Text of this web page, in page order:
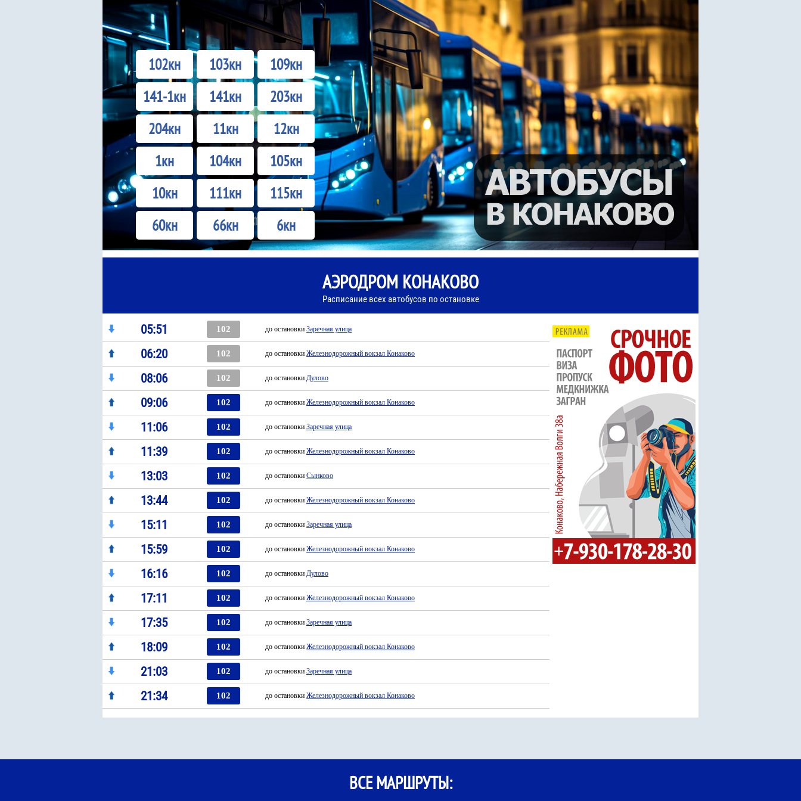
102кн 103кн
109кн
141-1кн
141кн
203кн
204кн
11кн
12кн
1кн
104кн
105кн
10кн
111кн
115кн
60кн
66кн 6кн
АЭРОДРОМ КОНАКОВО
Расписание всех автобусов по остановке
05:51 102 до остановки Заречная улица
06:20 102 до остановки Железнодорожный вокзал Конаково
08:06 102 до остановки Дулово
09:06 102 до остановки Железнодорожный вокзал Конаково
11:06 102 до остановки Заречная улица
11:39 102 до остановки Железнодорожный вокзал Конаково
13:03 102 до остановки Сынково
13:44 102 до остановки Железнодорожный вокзал Конаково
15:11 102 до остановки Заречная улица
15:59 102 до остановки Железнодорожный вокзал Конаково
16:16 102 до остановки Дулово
17:11 102 до остановки Железнодорожный вокзал Конаково
17:35 102 до остановки Заречная улица
18:09 102 до остановки Железнодорожный вокзал Конаково
21:03 102 до остановки Заречная улица
21:34 102 до остановки Железнодорожный вокзал Конаково
ВСЕ МАРШРУТЫ: